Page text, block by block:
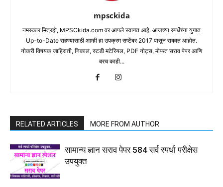
mpsckida
नमस्कार मित्रहो, MPSCkida.com वर आपले स्वागत आहे. आजच्या स्पर्धेच्या युगात
Up-to-Date राहण्यासाठी आम्ही हा उपक्रम सप्टेंबर 2017 पासून राबवत आहोत.
नोकरी विषयक जाहिराती, निकाल, स्टडी मटेरियल, PDF नोट्स, मोफत सराव पेपर आणि
बरच काही...
RELATED ARTICLES MORE FROM AUTHOR
सामान्य ज्ञान सराव पेपर 584 सर्व स्पर्धा परीक्षेस
उपयुक्त